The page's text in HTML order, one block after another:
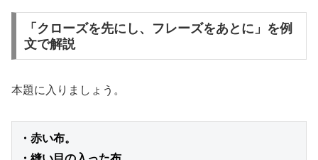
「クローズを先にし、フレーズをあとに」を例
文で解説
本題に入りましょう。